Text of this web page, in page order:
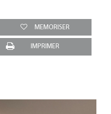
MEMORISER
IMPRIMER